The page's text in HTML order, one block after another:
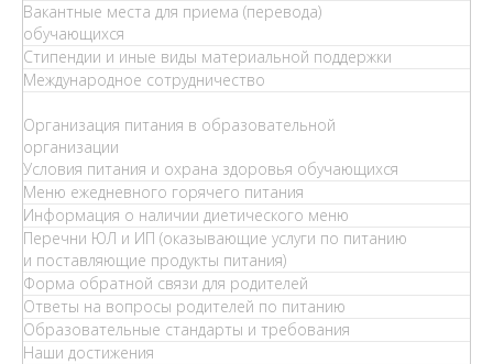
Вакантные места для приема (перевода)
обучающихся
Стипендии и иные виды материальной поддержки
Международное сотрудничество
Организация питания в образовательной
организации
Условия питания и охрана здоровья обучающихся
Меню ежедневного горячего питания
Информация о наличии диетического меню
Перечни ЮЛ и ИП (оказывающие услуги по питанию
и поставляющие продукты питания)
Форма обратной связи для родителей
Ответы на вопросы родителей по питанию
Образовательные стандарты и требования
Наши достижения